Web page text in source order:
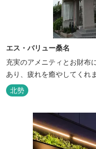
エス・バリュー桑名
充実のアメニティとお財布
あり、疲れを癒やしてくれま
北勢